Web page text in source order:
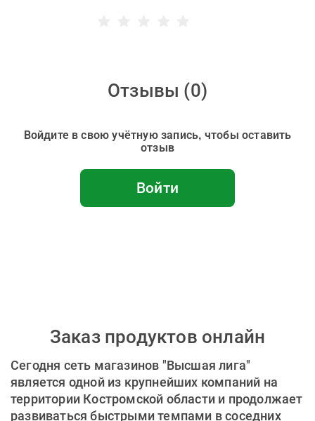
Отзывы (0)
Войдите в свою учётную запись, чтобы оставить
отзыв
Войти
Заказ продуктов онлайн
Сегодня сеть магазинов "Высшая лига"
является одной из крупнейших компаний на
территории Костромской области и продолжает
развиваться быстрыми темпами в соседних